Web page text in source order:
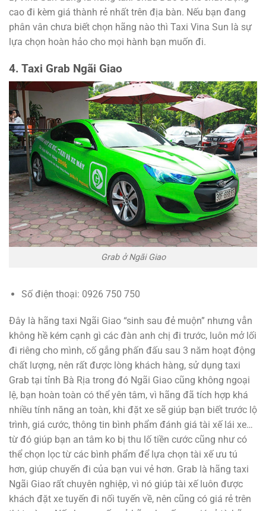
cao đi kèm giá thành rẻ nhất trên địa bàn. Nếu bạn đang
phân vân chưa biết chọn hãng nào thì Taxi Vina Sun là sự
lựa chọn hoàn hảo cho mọi hành bạn muốn đi.
4. Taxi Grab Ngãi Giao
Grab ở Ngãi Giao
Số điện thoại: 0926 750 750
Đây là hãng taxi Ngãi Giao “sinh sau đẻ muộn” nhưng vẫn
không hề kém cạnh gì các đàn anh chị đi trước, luôn mở lối
đi riêng cho mình, cố gắng phấn đấu sau 3 năm hoạt động
chất lượng, nên rất được lòng khách hàng, sử dụng taxi
Grab tại tỉnh Bà Rịa trong đó Ngãi Giao cũng không ngoại
lệ, bạn hoàn toàn có thể yên tâm, vì hãng đã tích hợp khá
nhiều tính năng an toàn, khi đặt xe sẽ giúp bạn biết trước lộ
trình, giá cước, thông tin bình phẩm đánh giá tài xế lái xe…
từ đó giúp bạn an tâm ko bị thu lố tiền cước cũng như có
thể chọn lọc từ các bình phẩm để lựa chọn tài xế ưu tú
hơn, giúp chuyến đi của bạn vui vẻ hơn. Grab là hãng taxi
Ngãi Giao rất chuyên nghiệp, vì nó giúp tài xế luôn được
khách đặt xe tuyến đi nối tuyến về, nên cũng có giá rẻ trên